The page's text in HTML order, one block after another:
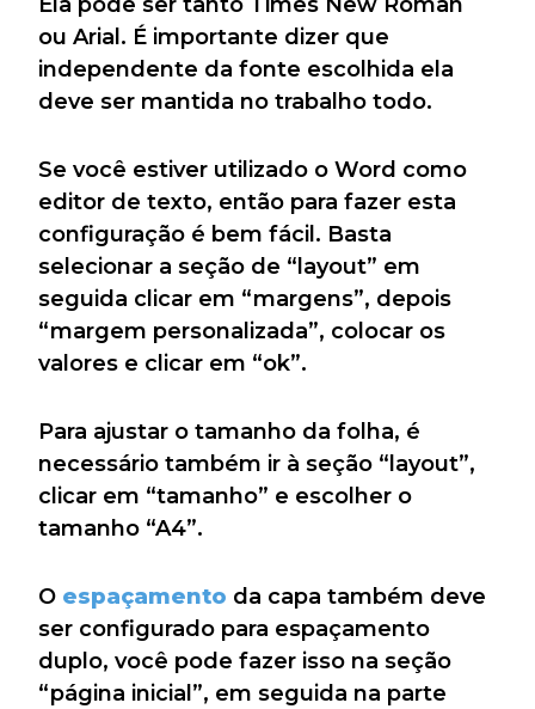
ou Arial. É importante dizer que
independente da fonte escolhida ela
deve ser mantida no trabalho todo.
Se você estiver utilizado o Word como
editor de texto, então para fazer esta
configuração é bem fácil. Basta
selecionar a seção de “layout” em
seguida clicar em “margens”, depois
“margem personalizada”, colocar os
valores e clicar em “ok”.
Para ajustar o tamanho da folha, é
necessário também ir à seção “layout”,
clicar em “tamanho” e escolher o
tamanho “A4”.
O espaçamento da capa também deve
ser configurado para espaçamento
duplo, você pode fazer isso na seção
“página inicial”, em seguida na parte